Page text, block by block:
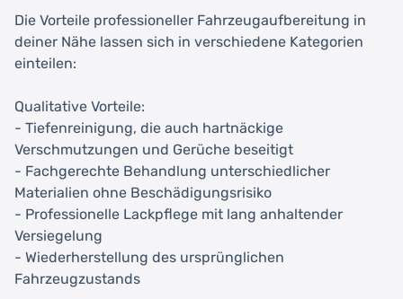
Die Vorteile professioneller Fahrzeugaufbereitung in
deiner Nähe lassen sich in verschiedene Kategorien
einteilen:
Qualitative Vorteile:
- Tiefenreinigung, die auch hartnäckige
Verschmutzungen und Gerüche beseitigt
- Fachgerechte Behandlung unterschiedlicher
Materialien ohne Beschädigungsrisiko
- Professionelle Lackpflege mit lang anhaltender
Versiegelung
- Wiederherstellung des ursprünglichen
Fahrzeugzustands